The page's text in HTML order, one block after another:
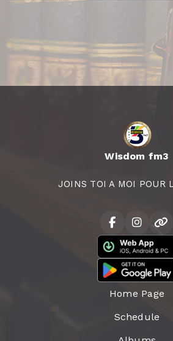
Wisdom fm3
JOINS TOI A MOI POUR
Home Page
Schedule